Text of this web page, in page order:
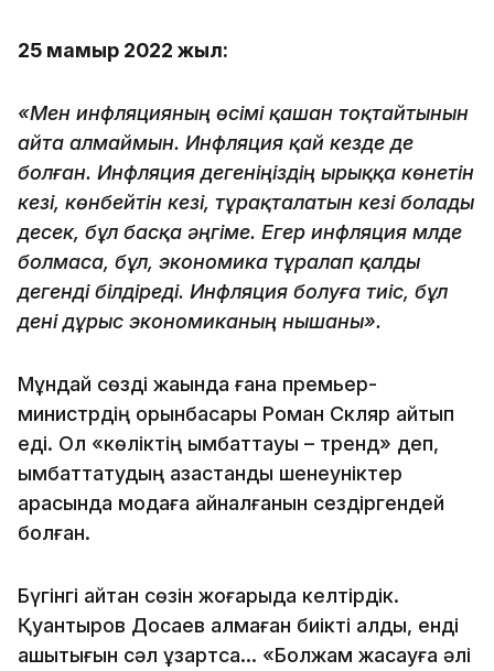
25 мамыр 2022 жыл:
«Мен инфляцияның өсімі қашан тоқтайтынын
айта алмаймын. Инфляция қай кезде де
болған. Инфляция дегеніңіздің ырыққа көнетін
кезі, көнбейтін кезі, тұрақталатын кезі болады
десек, бұл басқа әңгіме. Егер инфляция мүлде
болмаса, бұл, экономика тұралап қалды
дегенді білдіреді. Инфляция болуға тиіс, бұл
дені дұрыс экономиканың нышаны».
Мұндай сөзді жақында ғана премьер-
министрдің орынбасары Роман Скляр айтып
еді. Ол «көліктің қымбаттауы – тренд» деп,
қымбаттатудың қазақстандық шенеуніктер
арасында модаға айналғанын сездіргендей
болған.
Бүгінгі айтқан сөзін жоғарыда келтірдік.
Қуантыров Досаев алмаған биікті алды, енді
қашықтығын сәл ұзартса... «Болжам жасауға әлі